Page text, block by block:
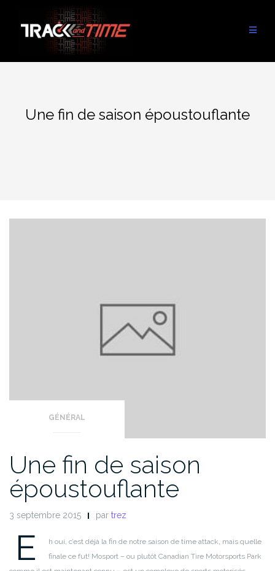
contenu
Une fin de saison époustouflante
GÉNÉRAL
Une fin de saison
époustouflante
3 septembre 2015 par trez
E
h oui, c’est déjà la fin de notre saison de time attack, mais quelle
finale ce fut! Mosport – ou plutôt Canadian Tire Motorsports Park